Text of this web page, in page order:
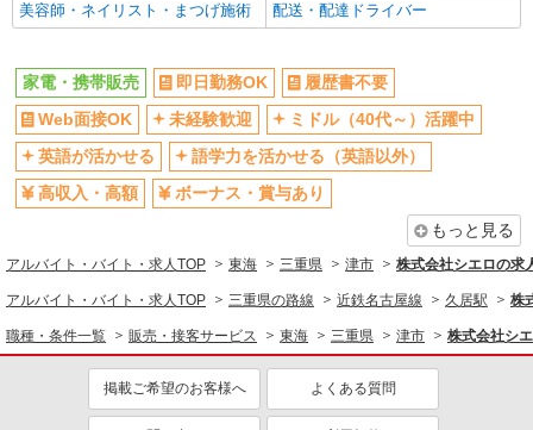
美容師・ネイリスト・まつげ施術
配送・配達ドライバー
家電・携帯販売 即日勤務OK
履歴書不要
Web面接OK
未経験歓迎
ミドル（40代～）活躍中
英語が活かせる
語学力を活かせる（英語以外）
高収入・高額
ボーナス・賞与あり
もっと見る
アルバイト・バイト・求人TOP 東海 三重県 津市 株式会社シエロの求
アルバイト・バイト・求人TOP 三重県の路線 近鉄名古屋線 久居駅 株
職種・条件一覧 販売・接客サービス 東海 三重県 津市 株式会社シ
掲載ご希望のお客様へ よくある質問